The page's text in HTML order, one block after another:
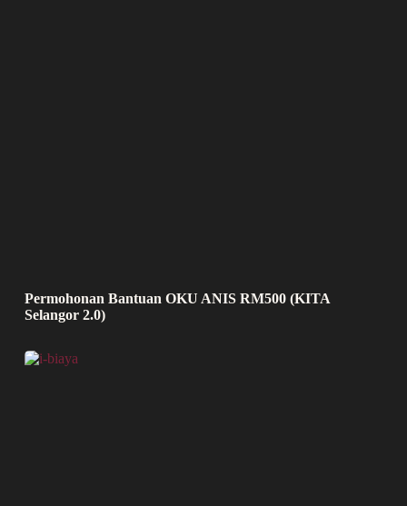
Permohonan Bantuan OKU ANIS RM500 (KITA
Selangor 2.0)